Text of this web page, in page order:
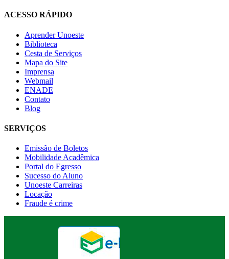
ACESSO RÁPIDO
Aprender Unoeste
Biblioteca
Cesta de Serviços
Mapa do Site
Imprensa
Webmail
ENADE
Contato
Blog
SERVIÇOS
Emissão de Boletos
Mobilidade Acadêmica
Portal do Egresso
Sucesso do Aluno
Unoeste Carreiras
Locação
Fraude é crime